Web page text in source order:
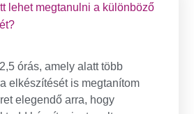
lehet megtanulni a különböző
órás, amely alatt több
elkészítését is megtanítom
elegendő arra, hogy